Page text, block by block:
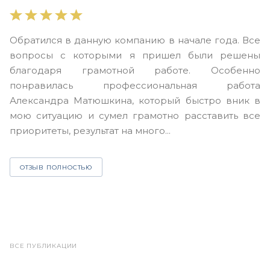
Обратился в данную компанию в начале года. Все
вопросы с которыми я пришел были решены
благодаря грамотной работе. Особенно
понравилась профессиональная работа
Александра Матюшкина, который быстро вник в
мою ситуацию и сумел грамотно расставить все
приоритеты, результат на много...
ОТЗЫВ ПОЛНОСТЬЮ
ВСЕ ПУБЛИКАЦИИ